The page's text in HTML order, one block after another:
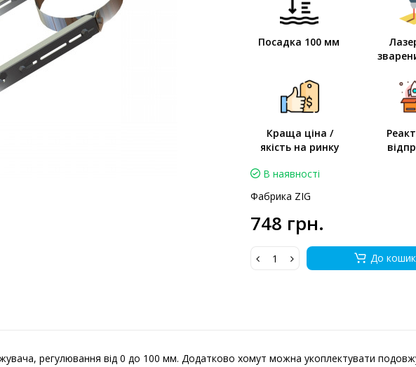
Посадка 100 мм
Краща ціна /
якість на ринку
В наявності
Фабрика ZIG
748 грн.
До
регулювання від 0 до 100 мм. Додатково хомут можна укоплектувати